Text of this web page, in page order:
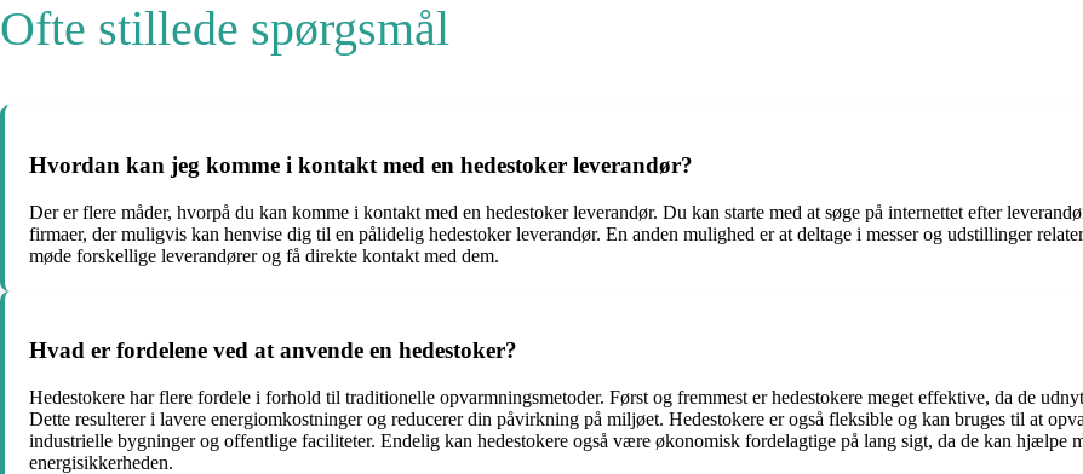
Ofte stillede spørgsmål
Hvordan kan jeg komme i kontakt med en hedestoker leverandør?
Der er flere måder, hvorpå du kan komme i kontakt med en hedestoker leverandør. Du kan starte med at søge på internettet efter
firmaer, der muligvis kan henvise dig til en pålidelig hedestoker leverandør. En anden mulighed er at deltage i messer og udstillinger
møde forskellige leverandører og få direkte kontakt med dem.
Hvad er fordelene ved at anvende en hedestoker?
Hedestokere har flere fordele i forhold til traditionelle opvarmningsmetoder. Først og fremmest er hedestokere meget effektive, da de
Dette resulterer i lavere energiomkostninger og reducerer din påvirkning på miljøet. Hedestokere er også fleksible og kan bruges til at
industrielle bygninger og offentlige faciliteter. Endelig kan hedestokere også være økonomisk fordelagtige på lang sigt, da de kan hjælpe
energisikkerheden.